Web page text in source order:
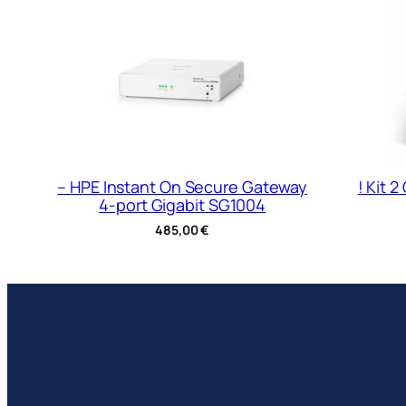
– HPE Instant On Secure Gateway
4-port Gigabit SG1004
485,00€
! Kit 2